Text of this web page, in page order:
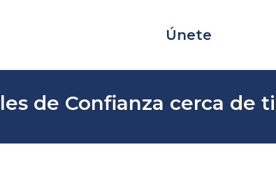
Únete
de Confianza cerca de ti